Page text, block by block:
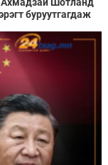
Шотланд
буруутгагдаж